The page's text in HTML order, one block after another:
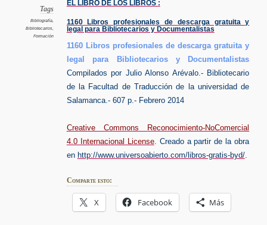
Tags
Bibliografía,
Bibliotecarios,
Formación
EL LIBRO DE LOS LIBROS :
1160 Libros profesionales de descarga gratuita y
legal para Bibliotecarios y Documentalistas
1160 Libros profesionales de descarga gratuita y
legal para Bibliotecarios y Documentalistas
Compilados por Julio Alonso Arévalo.- Bibliotecario
de la Facultad de Traducción de la universidad de
Salamanca.- 607 p.- Febrero 2014
Creative Commons Reconocimiento-NoComercial
4.0 Internacional License. Creado a partir de la obra
en http://www.universoabierto.com/libros-gratis-byd/.
Comparte esto:
X Facebook Más